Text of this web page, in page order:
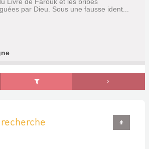
par Dieu. Sous une fausse ident...